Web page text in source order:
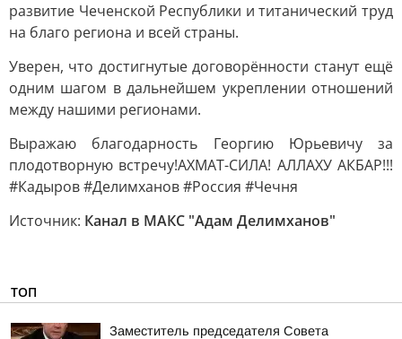
развитие Чеченской Республики и титанический труд
на благо региона и всей страны.
Уверен, что достигнутые договорённости станут ещё
одним шагом в дальнейшем укреплении отношений
между нашими регионами.
Выражаю благодарность Георгию Юрьевичу за
плодотворную встречу!АХМАТ-СИЛА! АЛЛАХУ АКБАР!!!
#Кадыров #Делимханов #Россия #Чечня
Источник: Канал в МАКС "Адам Делимханов"
ТОП
Заместитель председателя Совета